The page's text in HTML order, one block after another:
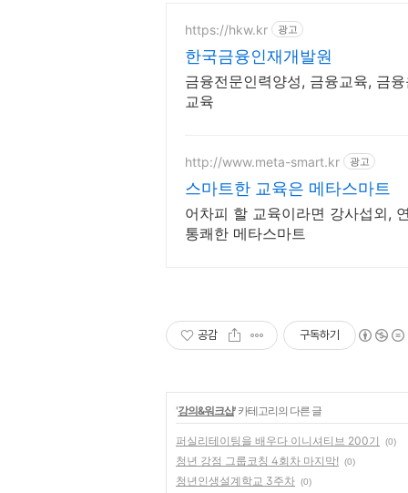
https://hkw.kr 광고
한국금융인재개발원
금융전문인력양성, 금융교육, 금
교육
http://www.meta-smart.kr 광고
스마트한 교육은 메타스마트
어차피 할 교육이라면 강사섭외,
통쾌한 메타스마트
공감 구독하기
'강의&워크샵' 카테고리의 다른 글
퍼실리테이팅을 배우다 이니셔티브 200기 (0)
청년 강점 그룹코칭 4회차 마지막! (0)
청년인생설계학교 3주차 (0)